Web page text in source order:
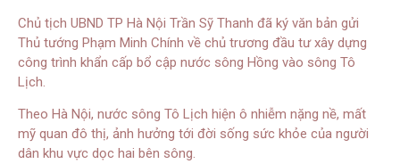
Chủ tịch UBND TP Hà Nội Trần Sỹ Thanh đã ký văn bản gửi
Thủ tướng Phạm Minh Chính về chủ trương đầu tư xây dựng
công trình khẩn cấp bổ cập nước sông Hồng vào sông Tô
Lịch.
Theo Hà Nội, nước sông Tô Lịch hiện ô nhiễm nặng nề, mất
mỹ quan đô thị, ảnh hưởng tới đời sống sức khỏe của người
dân khu vực dọc hai bên sông.